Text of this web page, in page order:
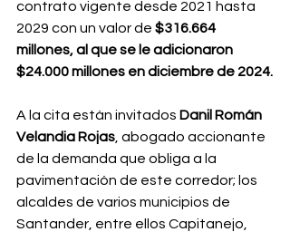
contrato vigente desde 2021 hasta
2029 con un valor de $316.664
millones, al que se le adicionaron
$24.000 millones en diciembre de 2024.
A la cita están invitados Danil Román
Velandia Rojas , abogado accionante
de la demanda que obliga a la
pavimentación de este corredor; los
alcaldes de varios municipios de
Santander, entre ellos Capitanejo,